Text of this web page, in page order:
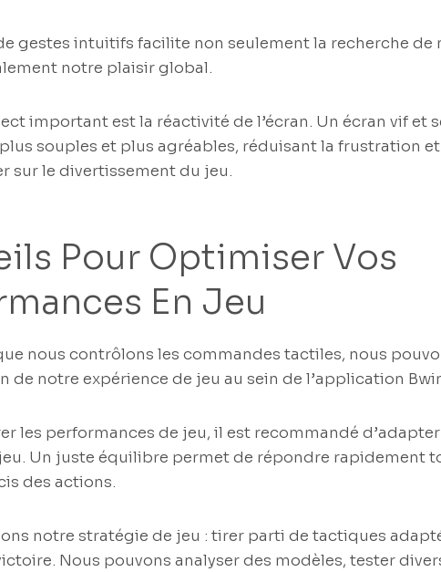
gestes intuitifs facilite non seulement la recherche de
notre plaisir global.
important est la réactivité de l’écran. Un écran vif et
souples et plus agréables, réduisant la frustration
sur le divertissement du jeu.
Pour Optimiser Vos
En Jeu
nous contrôlons les commandes tactiles, nous
de notre expérience de jeu au sein de l’application
les performances de jeu, il est recommandé
Un juste équilibre permet de répondre rapidement
des actions.
notre stratégie de jeu : tirer parti de tactiques
Nous pouvons analyser des modèles, tester